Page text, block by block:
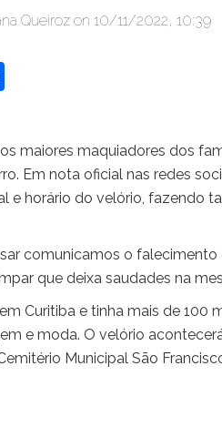
Queiroz on 10/11/2022, 10:39
maiores maquiadores dos
Em nota oficial nas redes
e horário do velório, fazendo
comunicamos o
que deixa saudades na
Curitiba e tinha mais de 100
e moda. O velório
Municipal São